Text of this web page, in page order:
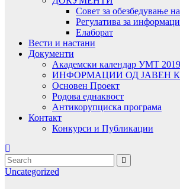
Совет за обезбедување
Регулатива за
Елаборат
Вести и настани
Документи
Академски календар УМТ
ИНФОРМАЦИИ ОД ЈАВЕН
Основен Проект
Родова еднаквост
Антикорупциска програма
Контакт
Конкурси и Публикации
Uncategorized